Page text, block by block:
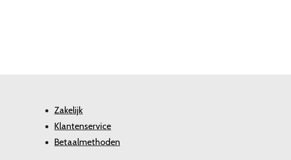
Zakelijk
Klantenservice
Betaalmethoden